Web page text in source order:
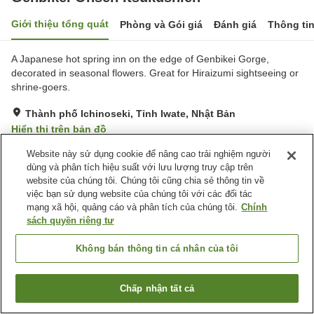
Giới thiệu tổng quát Phòng và Gói giá Đánh giá Thông
A Japanese hot spring inn on the edge of Genbikei Gorge,
decorated in seasonal flowers. Great for Hiraizumi sightseeing or
shrine-goers.
Thành phố Ichinoseki, Tỉnh Iwate, Nhật Bản
Hiển thị trên bản đồ
Rất tốt Đánh giá:609 lượt
Tiện nghi chỗ nghỉ
Bãi đỗ xe
Xông hơi
Spa / Salon
Trang chủ Nhật Bản Tỉnh Iwate
Thành phố Ichinoseki
Genbikei Onsen Itsukushien
Tìm phòng trống
Website này sử dụng cookie để nâng cao trải nghiệm người
dùng và phân tích hiệu suất với lưu lượng truy cập trên
website của chúng tôi. Chúng tôi cũng chia sẻ thông tin về
việc bạn sử dụng website của chúng tôi với các đối tác
mạng xã hội, quảng cáo và phân tích của chúng tôi. Chính
sách quyền riêng tư
Không bán thông tin cá nhân của tôi
Chấp nhận tất cả